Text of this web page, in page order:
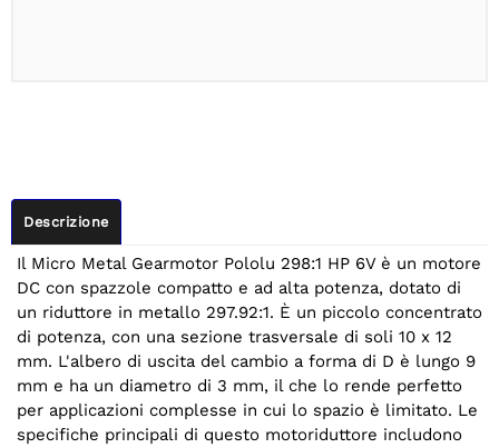
Descrizione
Il Micro Metal Gearmotor Pololu 298:1 HP 6V è un motore
DC con spazzole compatto e ad alta potenza, dotato di
un riduttore in metallo 297.92:1. È un piccolo concentrato
di potenza, con una sezione trasversale di soli 10 x 12
mm. L'albero di uscita del cambio a forma di D è lungo 9
mm e ha un diametro di 3 mm, il che lo rende perfetto
per applicazioni complesse in cui lo spazio è limitato. Le
specifiche principali di questo motoriduttore includono